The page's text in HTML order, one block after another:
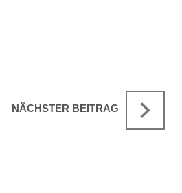
NÄCHSTER BEITRAG